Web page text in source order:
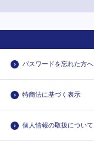
パスワードを忘れた方へ
特商法に基づく表示
個人情報の取扱について